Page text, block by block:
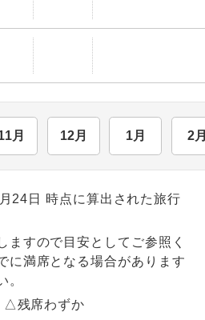
月 12月 1月 2
24日 時点に算出された旅行
すので目安としてご参照く
に満席となる場合があります
。
残席わずか